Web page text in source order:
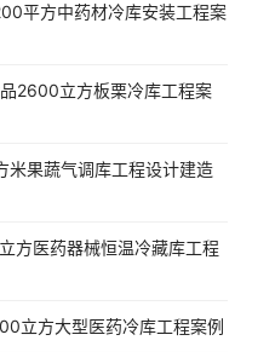
平方中药材冷库安装工程案
2600立方板栗冷库工程案
果蔬气调库工程设计建造
方医药器械恒温冷藏库工程
立方大型医药冷库工程案例